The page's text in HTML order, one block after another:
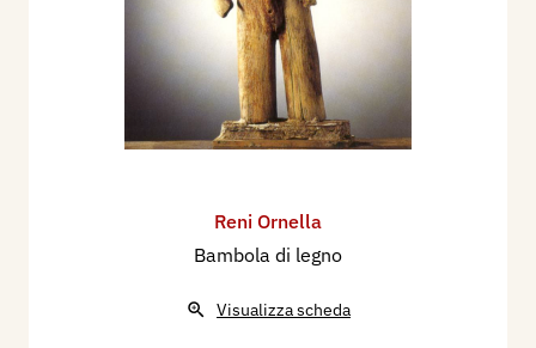
Reni Ornella
Bambola di legno
Visualizza scheda